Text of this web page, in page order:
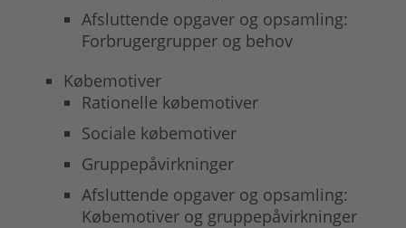
Afsluttende opgaver og opsamling:
Forbrugergrupper og behov
Købemotiver
Rationelle købemotiver
Sociale købemotiver
Gruppepåvirkninger
Afsluttende opgaver og opsamling:
Købemotiver og gruppepåvirkninger